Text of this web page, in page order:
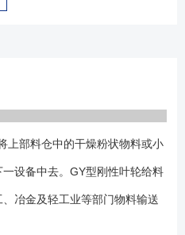
时由蜗杆付通过安装在同一主轴上
量叶轮再转180°又把煤粉带到下部
按此过程就达到连续、均匀给粉和防
给料机分普通型,耐压型,耐高温型
输送管内的气流压力不泄漏,能够安
万锁气机,它不但可以耐压,同时兼
部料仓中的干燥粉状物料或小
设备中去。GY型刚性叶轮给料
冶金及轻工业等部门物料输送